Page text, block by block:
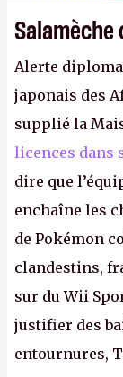
Alerte
japonais des
supplié la
licences dans
dire que
enchaîne les
de Pokémon
clandestins,
sur du Wii
justifier des
entournures,